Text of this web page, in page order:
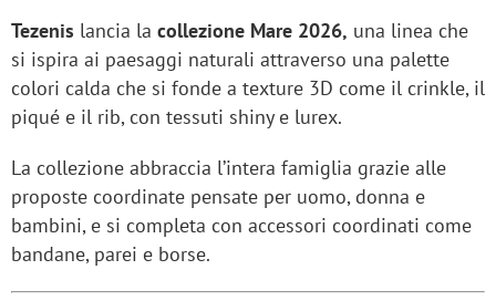
Tezenis lancia la collezione Mare 2026, una linea che
si ispira ai paesaggi naturali attraverso una palette
colori calda che si fonde a texture 3D come il crinkle, il
piqué e il rib, con tessuti shiny e lurex.
La collezione abbraccia l’intera famiglia grazie alle
proposte coordinate pensate per uomo, donna e
bambini, e si completa con accessori coordinati come
bandane, parei e borse.